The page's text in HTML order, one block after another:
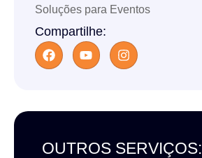
Soluções para Eventos
Compartilhe:
OUTROS SERVIÇOS: